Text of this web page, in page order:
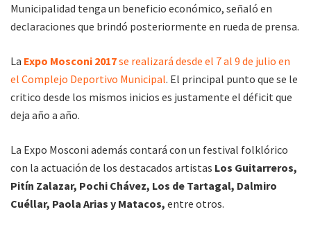
Municipalidad tenga un beneficio económico, señaló en
declaraciones que brindó posteriormente en rueda de prensa.
La Expo Mosconi 2017se realizará desde el 7 al 9 de julio en
el Complejo Deportivo Municipal. El principal punto que se le
critico desde los mismos inicios es justamente el déficit que
deja año a año.
La Expo Mosconi además contará con un festival folklórico
con la actuación de los destacados artistas Los Guitarreros,
Pitín Zalazar, Pochi Chá​v​e​z, Los de Tartagal, Dalmiro
Cuéllar, Paola Arias y Matacos, entre otros.